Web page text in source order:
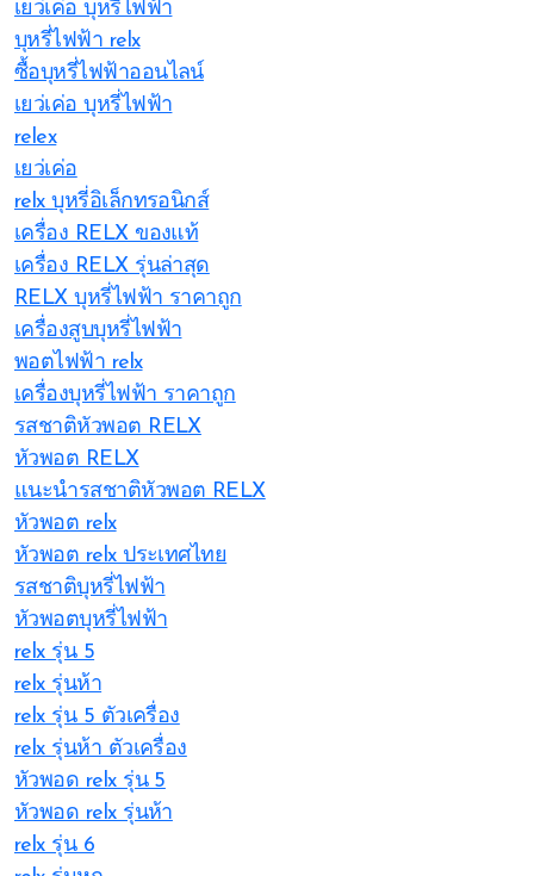
เยว่เค่อ บุหรี่ไฟฟ้า
บุหรี่ไฟฟ้า relx
ซื้อบุหรี่ไฟฟ้าออนไลน์
เยว่เค่อ บุหรี่ไฟฟ้า
relex
เยว่เค่อ
relx บุหรี่อิเล็กทรอนิกส์
เครื่อง RELX ของแท้
เครื่อง RELX รุ่นล่าสุด
RELX บุหรี่ไฟฟ้า ราคาถูก
เครื่องสูบบุหรี่ไฟฟ้า
พอตไฟฟ้า relx
เครื่องบุหรี่ไฟฟ้า ราคาถูก
รสชาติหัวพอต RELX
หัวพอต RELX
แนะนำรสชาติหัวพอต RELX
หัวพอต relx
หัวพอต relx ประเทศไทย
รสชาติบุหรี่ไฟฟ้า
หัวพอตบุหรี่ไฟฟ้า
relx รุ่น 5
relx รุ่นห้า
relx รุ่น 5 ตัวเครื่อง
relx รุ่นห้า ตัวเครื่อง
หัวพอด relx รุ่น 5
หัวพอด relx รุ่นห้า
relx รุ่น 6